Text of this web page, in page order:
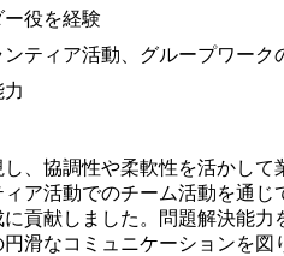
役を経験
ティア活動、グループワーク
、協調性や柔軟性を活かして
ア活動でのチーム活動を通じ
貢献しました。問題解決能力
滑なコミュニケーションを図